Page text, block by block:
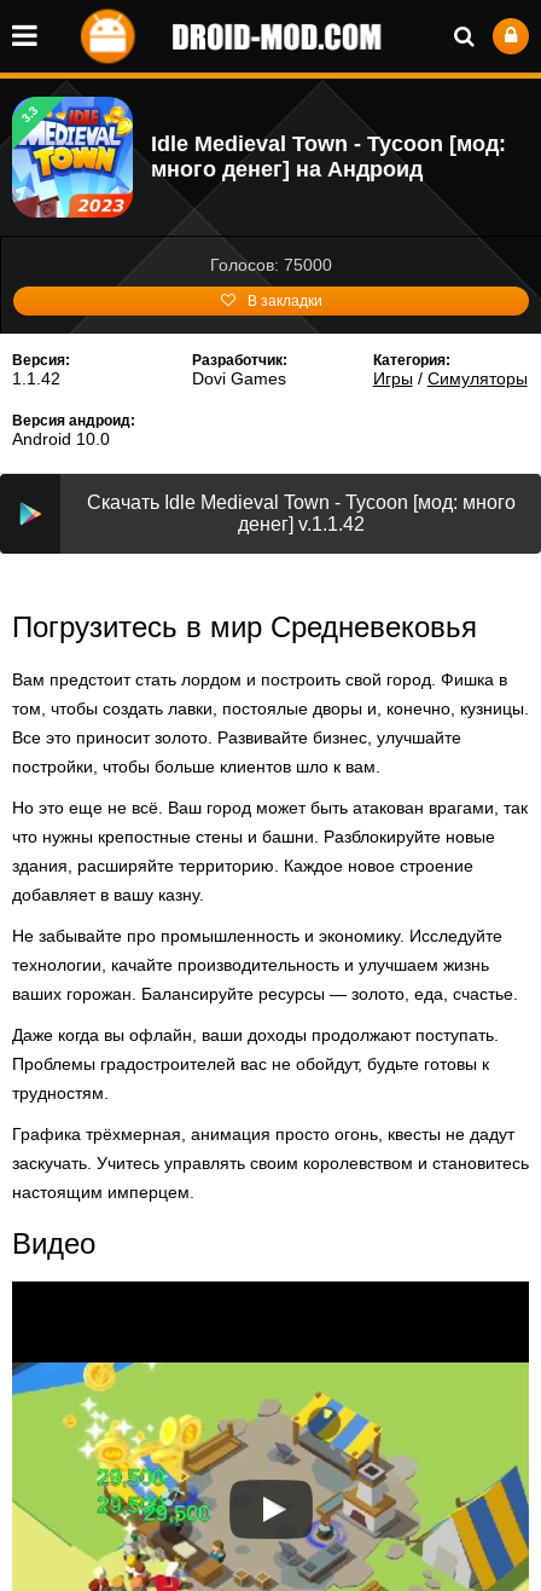
3.3
Idle Medieval Town - Tycoon [мод:
много денег] на Андроид
Голосов: 75000
В закладки
Версия:
1.1.42
Разработчик:
Dovi Games
Категория:
Игры/ Симуляторы
Версия андроид:
Android 10.0
Скачать Idle Medieval Town - Tycoon [мод: много
денег] v.1.1.42
Погрузитесь в мир Средневековья
Вам предстоит стать лордом и построить свой город. Фишка в
том, чтобы создать лавки, постоялые дворы и, конечно, кузницы.
Все это приносит золото. Развивайте бизнес, улучшайте
постройки, чтобы больше клиентов шло к вам.
Но это еще не всё. Ваш город может быть атакован врагами, так
что нужны крепостные стены и башни. Разблокируйте новые
здания, расширяйте территорию. Каждое новое строение
добавляет в вашу казну.
Не забывайте про промышленность и экономику. Исследуйте
технологии, качайте производительность и улучшаем жизнь
ваших горожан. Балансируйте ресурсы — золото, еда, счастье.
Даже когда вы офлайн, ваши доходы продолжают поступать.
Проблемы градостроителей вас не обойдут, будьте готовы к
трудностям.
Графика трёхмерная, анимация просто огонь, квесты не дадут
заскучать. Учитесь управлять своим королевством и становитесь
настоящим имперцем.
Видео